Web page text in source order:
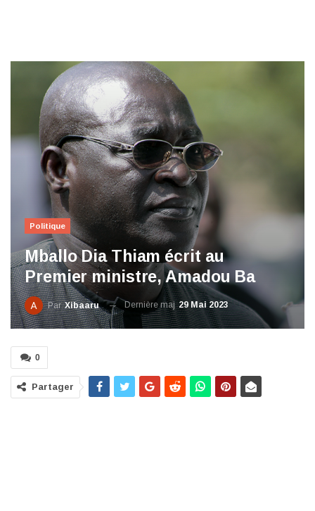
Politique
Mballo Dia Thiam écrit au
Premier ministre, Amadou Ba
ParXibaaru Dernière maj29 Mai 2023
0
Partager